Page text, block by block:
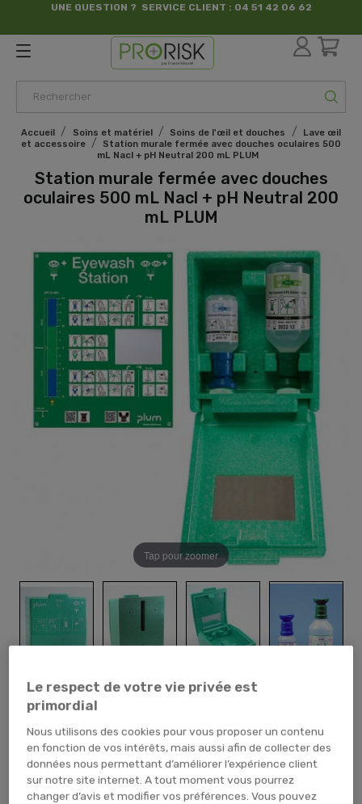
UNE QUESTION ? SERVICE CLIENT : 04 51 42 06 62
par France Sécurité
Accueil Soins et matériel Soins de l'œil et douches
Lave œil
et accessoire
Station murale fermée avec douches oculaires 500
mL Nacl + pH Neutral 200 mL PLUM
Station murale fermée avec douches
oculaires 500 mL Nacl + pH Neutral 200
mL PLUM
Tap pour zoomer
Le respect de votre vie privée est
primordial
Nous utilisons des cookies pour vous proposer un contenu
en fonction de vos intérêts, mais aussi afin de collecter des
données nous permettant d’améliorer l’expérience client
sur notre site internet. A tout moment vous pourrez
changer d’avis et modifier vos préférences. Vous pouvez